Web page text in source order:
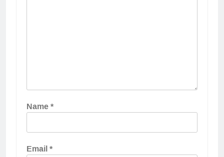
Name*
Email*